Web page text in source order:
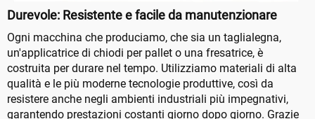
Durevole: Resistente e facile da manutenzionare
Ogni macchina che produciamo, che sia un taglialegna,
un'applicatrice di chiodi per pallet o una fresatrice, è
costruita per durare nel tempo. Utilizziamo materiali di alta
qualità e le più moderne tecnologie produttive, così da
resistere anche negli ambienti industriali più impegnativi,
garantendo prestazioni costanti giorno dopo giorno. Grazie